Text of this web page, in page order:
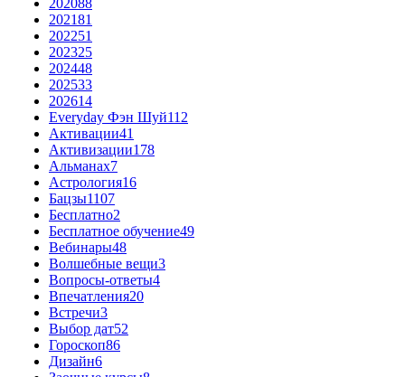
202181
202251
202325
202448
202533
202614
Everyday Фэн Шуй112
Активации41
Активизации178
Альманах7
Астрология16
Бацзы1107
Бесплатно2
Бесплатное обучение49
Вебинары48
Волшебные вещи3
Вопросы-ответы4
Впечатления20
Встречи3
Выбор дат52
Гороскоп86
Дизайн6